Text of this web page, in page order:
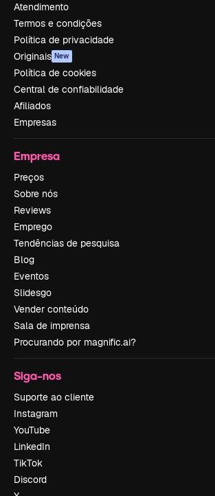
Atendimento
Termos e condições
Política de privacidade
Originais New
Política de cookies
Central de confiabilidade
Afiliados
Empresas
Empresa
Preços
Sobre nós
Reviews
Emprego
Tendências de pesquisa
Blog
Eventos
Slidesgo
Vender conteúdo
Sala de imprensa
Procurando por magnific.ai?
Siga-nos
Suporte ao cliente
Instagram
YouTube
LinkedIn
TikTok
Discord